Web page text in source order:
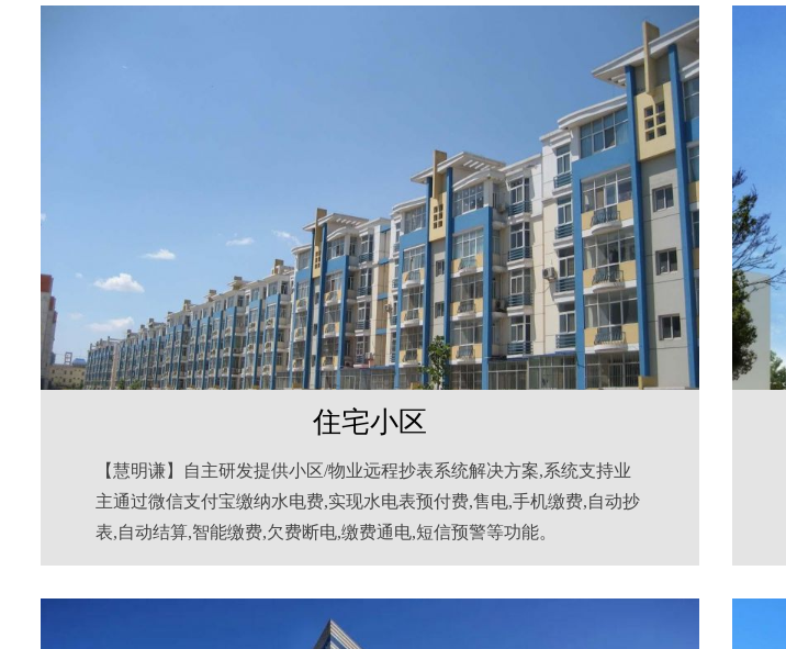
住宅小区
【慧明谦】自主研发提供小区/物业远程抄表系统解决方案,系统支持业
主通过微信支付宝缴纳水电费,实现水电表预付费,售电,手机缴费,自动抄
表,自动结算,智能缴费,欠费断电,缴费通电,短信预警等功能。